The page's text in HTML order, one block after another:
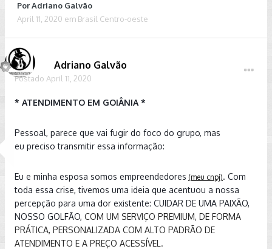
PorAdriano Galvão
April 11, 2020 em Brasil Centro-oeste
Adriano Galvão
Postado April 11, 2020
* ATENDIMENTO EM GOIÂNIA *
Pessoal, parece que vai fugir do foco do grupo, mas
eu preciso transmitir essa informação:
Eu e minha esposa somos empreendedores (meu cnpj). Com
toda essa crise, tivemos uma ideia que acentuou a nossa
percepção para uma dor existente: CUIDAR DE UMA PAIXÃO,
NOSSO GOLFÃO, COM UM SERVIÇO PREMIUM, DE FORMA
PRÁTICA, PERSONALIZADA COM ALTO PADRÃO DE
ATENDIMENTO E A PREÇO ACESSÍVEL.